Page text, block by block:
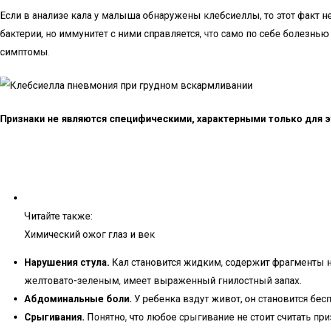
Если в анализе кала у малыша обнаружены клебсиеллы, то этот факт
бактерии, но иммунитет с ними справляется, что само по себе
симптомы.
Признаки не являются специфическими, характерными только для
Читайте также:
Химический ожог глаз и век
Нарушения стула. Кал становится жидким, содержит фрагменты
желтовато-зеленым, имеет выраженный гнилостный запах.
Абдоминальные боли. У ребенка вздут живот, он становится
Срыгивания. Понятно, что любое срыгивание не стоит считать